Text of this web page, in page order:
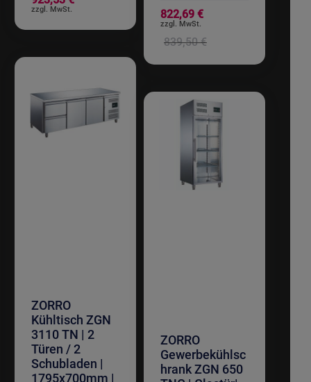
ZORRO
Kühltisch ZGN
3110 TN | 2
Türen / 2
Schubladen |
1795x700mm |
822,69 €
839,50 €
ZORRO
Gewerbekühlsc
hrank ZGN 650